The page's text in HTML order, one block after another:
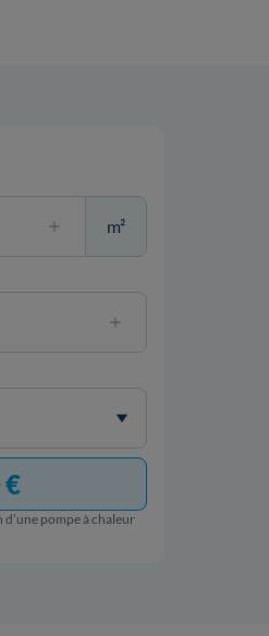
m²
€
pompe à chaleur